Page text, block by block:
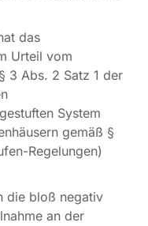
das
Urteil vom
3 Abs. 2 Satz 1 der
System
gemäß §
Regelungen)
die bloß negativ
an der